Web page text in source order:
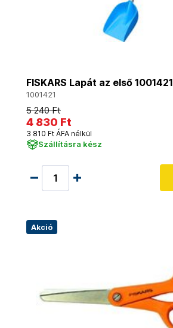
FISKARS Lapát az első 1001421
1001421
5 240 Ft
4 830 Ft
3 810 Ft ÁFA nélkül
Szállításra kész
Akció